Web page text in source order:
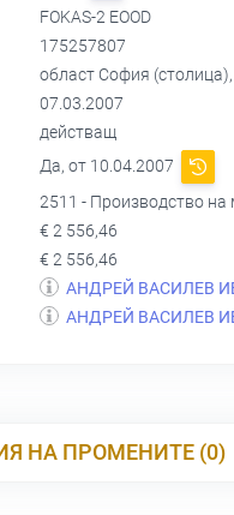
FOKAS-2 EOOD
175257807
област София
07.03.2007
действащ
Да, от 10.04.2007
2511 - Производство на
€ 2 556,46
€ 2 556,46
АНДРЕЙ ВАСИЛЕВ
АНДРЕЙ ВАСИЛЕВ
НА ПРОМЕНИТЕ (0)